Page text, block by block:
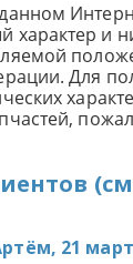
и
Для
21